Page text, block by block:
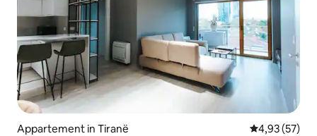
Appartement in Tiranë Gemiddelde
4,93 (57)